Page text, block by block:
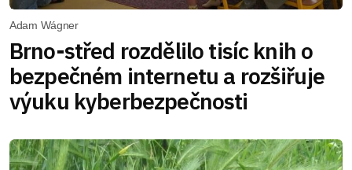
Adam Wágner
Brno-střed rozdělilo tisíc knih o
bezpečném internetu a rozšiřuje
výuku kyberbezpečnosti